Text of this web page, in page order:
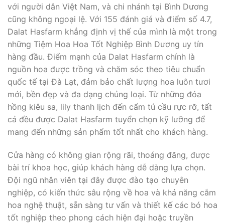
với người dân Việt Nam, và chi nhánh tại Bình Dương
cũng không ngoại lệ. Với 155 đánh giá và điểm số 4.7,
Dalat Hasfarm khẳng định vị thế của mình là một trong
những Tiệm Hoa Hoa Tốt Nghiệp Bình Dương uy tín
hàng đầu. Điểm mạnh của Dalat Hasfarm chính là
nguồn hoa được trồng và chăm sóc theo tiêu chuẩn
quốc tế tại Đà Lạt, đảm bảo chất lượng hoa luôn tươi
mới, bền đẹp và đa dạng chủng loại. Từ những đóa
hồng kiêu sa, lily thanh lịch đến cẩm tú cầu rực rỡ, tất
cả đều được Dalat Hasfarm tuyển chọn kỹ lưỡng để
mang đến những sản phẩm tốt nhất cho khách hàng.
Cửa hàng có không gian rộng rãi, thoáng đãng, được
bài trí khoa học, giúp khách hàng dễ dàng lựa chọn.
Đội ngũ nhân viên tại đây được đào tạo chuyên
nghiệp, có kiến thức sâu rộng về hoa và khả năng cắm
hoa nghệ thuật, sẵn sàng tư vấn và thiết kế các bó hoa
tốt nghiệp theo phong cách hiện đại hoặc truyền